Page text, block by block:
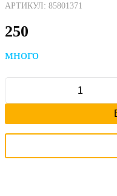
АРТИКУЛ: 85801371
250
много